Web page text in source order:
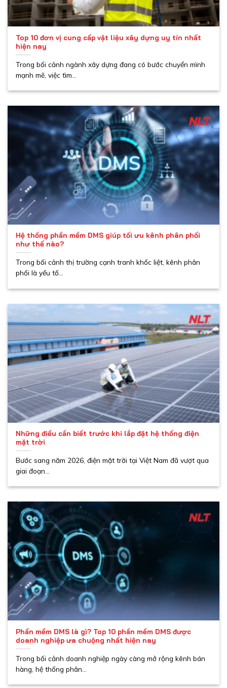
Top 10 đơn vị cung cấp vật liệu xây dựng uy tín nhất
hiện nay
Trong bối cảnh ngành xây dựng đang có bước chuyển mình
mạnh mẽ, việc tìm...
Hệ thống phần mềm DMS giúp tối ưu kênh phân phối
như thế nào?
Trong bối cảnh thị trường cạnh tranh khốc liệt, kênh phân
phối là yếu tố...
Những điều cần biết trước khi lắp đặt hệ thống điện
mặt trời
Bước sang năm 2026, điện mặt trời tại Việt Nam đã vượt qua
giai đoạn...
Phần mềm DMS là gì? Top 10 phần mềm DMS được
doanh nghiệp ưa chuộng nhất hiện nay
Trong bối cảnh doanh nghiệp ngày càng mở rộng kênh bán
hàng, hệ thống phân...